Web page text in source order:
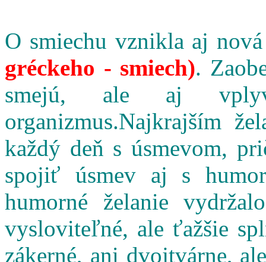
O smiechu vznikla aj
gréckeho - smiech).
smejú, ale aj
organizmus.Najkrajším
každý deň s úsmevom,
spojiť úsmev aj s
humorné želanie
vysloviteľné, ale ťažšie
zákerné, ani dvojtvárne,